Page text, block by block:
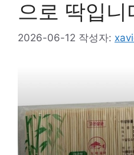
으로 딱입니
2026-06-12 작성자: